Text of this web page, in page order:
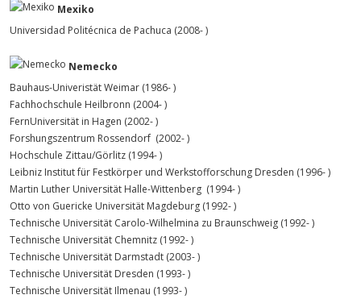
Mexiko
Universidad Politécnica de Pachuca (2008- )
Nemecko
Bauhaus-Univeristät Weimar (1986- )
Fachhochschule Heilbronn (2004- )
FernUniversität in Hagen (2002- )
Forshungszentrum Rossendorf (2002- )
Hochschule Zittau/Görlitz (1994- )
Leibniz Institut für Festkörper und Werkstofforschung Dresden (1996- )
Martin Luther Universität Halle-Wittenberg (1994- )
Otto von Guericke Universität Magdeburg (1992- )
Technische Universität Carolo-Wilhelmina zu Braunschweig (1992- )
Technische Universität Chemnitz (1992- )
Technische Universität Darmstadt (2003- )
Technische Universität Dresden (1993- )
Technische Universität Ilmenau (1993- )